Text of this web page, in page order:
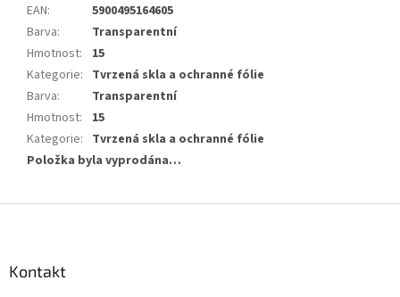
EAN:
5900495164605
Barva:
Transparentní
Hmotnost:
15
Kategorie: Tvrzená skla a ochranné fólie
Barva:
Transparentní
Hmotnost:
15
Kategorie: Tvrzená skla a ochranné fólie
Položka byla vyprodána…
Kontakt